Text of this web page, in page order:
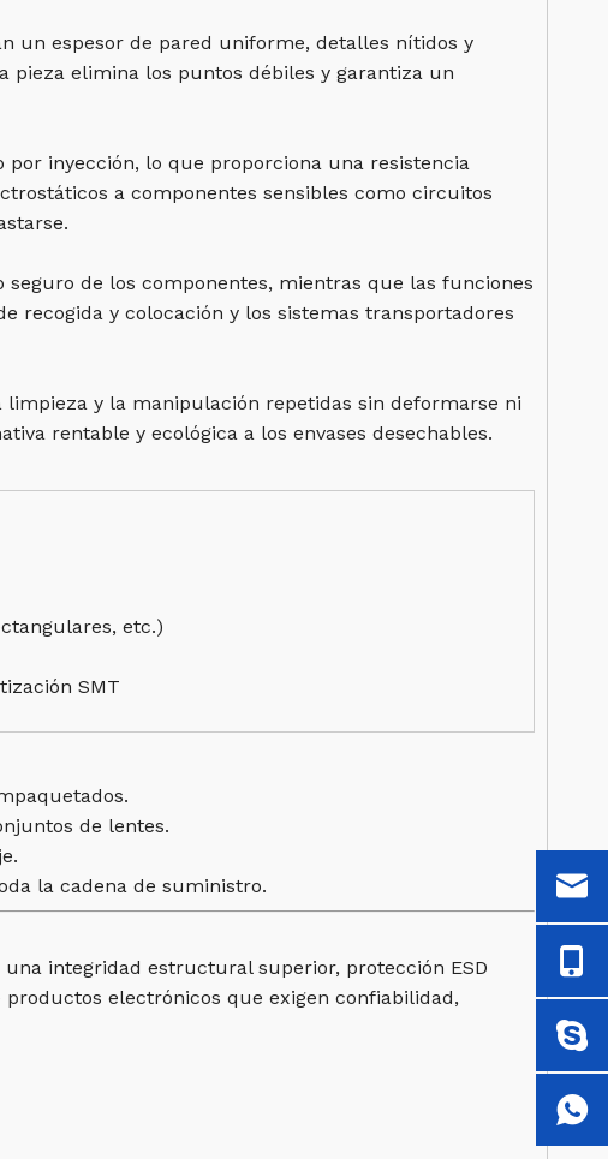
un espesor de pared uniforme, detalles nítidos y
pieza elimina los puntos débiles y garantiza un
inyección, lo que proporciona una resistencia
a componentes sensibles como circuitos
de los componentes, mientras que las funciones
recogida y colocación y los sistemas transportadores
limpieza y la manipulación repetidas sin deformarse ni
rentable y ecológica a los envases desechables.
etc.)
SMT
de lentes.
la cadena de suministro.
integridad estructural superior, protección ESD
electrónicos que exigen confiabilidad,